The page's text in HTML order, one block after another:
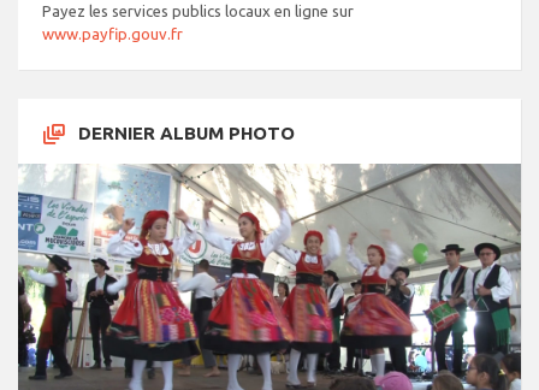
Payez les services publics locaux en ligne sur
www.payfip.gouv.fr
DERNIER ALBUM PHOTO